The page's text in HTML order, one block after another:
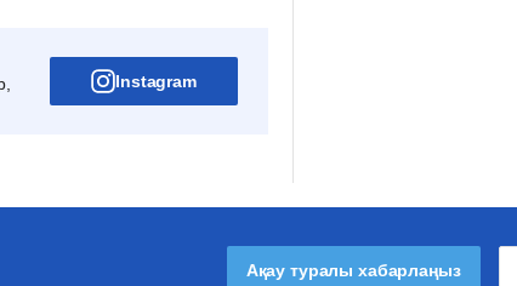
Instagram
Ақау туралы хабарлаңыз